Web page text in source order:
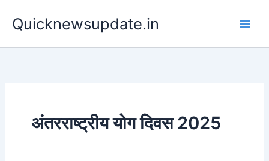
Quicknewsupdate.in
अंतरराष्ट्रीय योग दिवस 2025